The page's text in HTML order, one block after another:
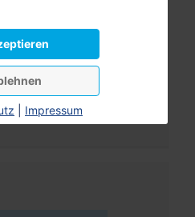
Impressum